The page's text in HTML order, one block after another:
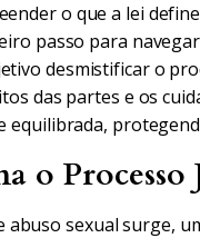
o que a lei
passo para
desmistificar o
das partes e os
equilibrada,
o Processo
abuso sexual surge,